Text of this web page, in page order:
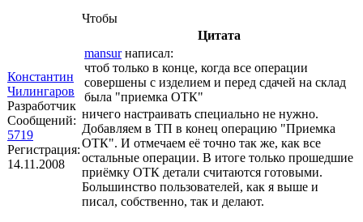
Константин
Чилингаров
Разработчик
Сообщений:
5719
Регистрация:
14.11.2008
Чтобы
Цитата
mansurнаписал:
чтоб только в конце, когда все операции
совершены с изделием и перед сдачей на склад
была "приемка ОТК"
ничего настраивать специально не нужно.
Добавляем в ТП в конец операцию "Приемка
ОТК". И отмечаем её точно так же, как все
остальные операции. В итоге только прошедшие
приёмку ОТК детали считаются готовыми.
Большинство пользователей, как я выше и
писал, собственно, так и делают.